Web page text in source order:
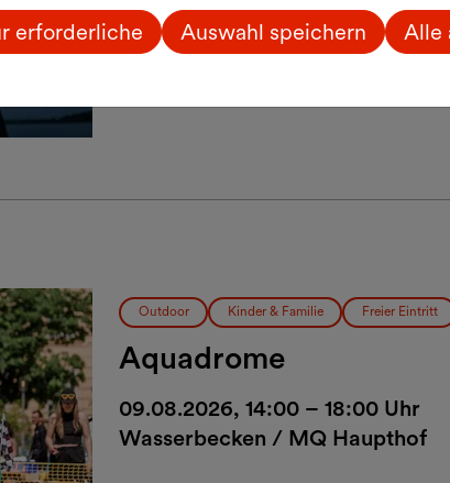
08.08.2026, 20:30 Uhr
Hof 8
Outdoor Kinder & Familie Freier Eintritt
Aquadrome
09.08.2026, 14:00 – 18:00 Uhr
Wasserbecken / MQ Haupthof
erforderliche Auswahl speichern Alle